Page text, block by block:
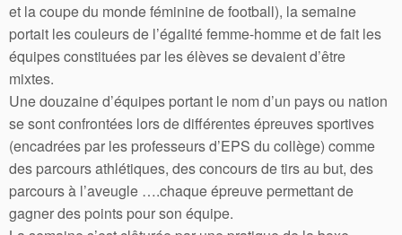
et la coupe du monde féminine de football), la semaine
portait les couleurs de l’égalité femme-homme et de fait les
équipes constituées par les élèves se devaient d’être
mixtes.
Une douzaine d’équipes portant le nom d’un pays ou nation
se sont confrontées lors de différentes épreuves sportives
(encadrées par les professeurs d’EPS du collège) comme
des parcours athlétiques, des concours de tirs au but, des
parcours à l’aveugle ….chaque épreuve permettant de
gagner des points pour son équipe.